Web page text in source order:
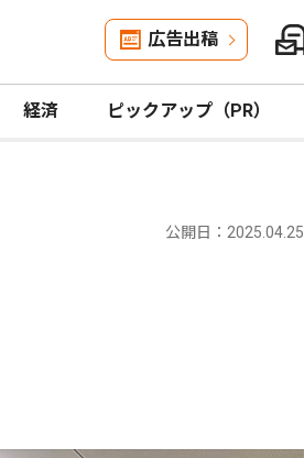
広告出稿
経済 ピックアップ（PR）
公開日：2025.04.25